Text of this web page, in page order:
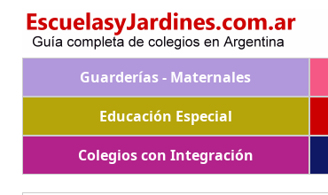
Guarderías - Maternales
Educación Especial
Colegios con Integración